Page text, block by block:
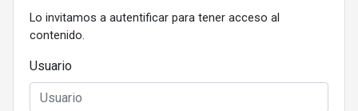
Lo invitamos a autentificar para tener acceso al
contenido.
Usuario